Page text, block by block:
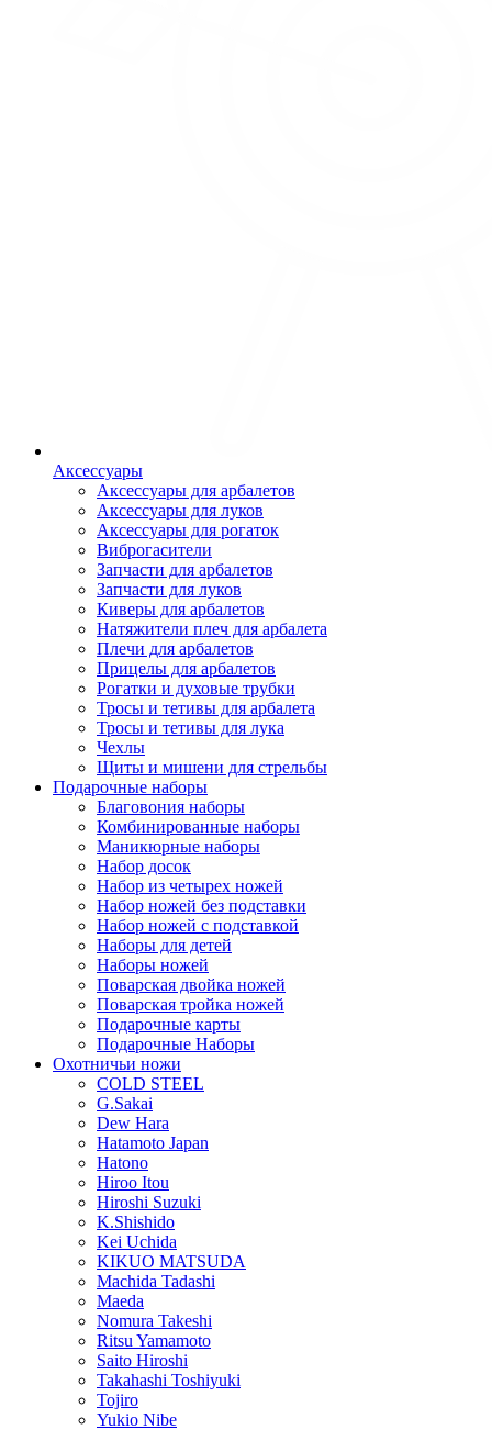
Аксессуары
Аксессуары для арбалетов
Аксессуары для луков
Аксессуары для рогаток
Виброгасители
Запчасти для арбалетов
Запчасти для луков
Киверы для арбалетов
Натяжители плеч для арбалета
Плечи для арбалетов
Прицелы для арбалетов
Рогатки и духовые трубки
Тросы и тетивы для арбалета
Тросы и тетивы для лука
Чехлы
Щиты и мишени для стрельбы
Подарочные наборы
Благовония наборы
Комбинированные наборы
Маникюрные наборы
Набор досок
Набор из четырех ножей
Набор ножей без подставки
Набор ножей с подставкой
Наборы для детей
Наборы ножей
Поварская двойка ножей
Поварская тройка ножей
Подарочные карты
Подарочные Наборы
Охотничьи ножи
COLD STEEL
G.Sakai
Dew Hara
Hatamoto Japan
Hatono
Hiroo Itou
Hiroshi Suzuki
K.Shishido
Kei Uchida
KIKUO MATSUDA
Machida Tadashi
Maeda
Nomura Takeshi
Ritsu Yamamoto
Saito Hiroshi
Takahashi Toshiyuki
Tojiro
Yukio Nibe